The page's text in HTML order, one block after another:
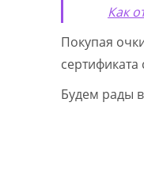
Как
Покупая
сертификата
Будем рады